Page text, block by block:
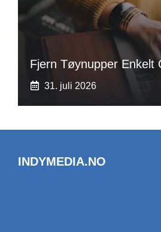
Fjern Tøynupper Enkelt
31. juli 2026
INDYMEDIA.NO